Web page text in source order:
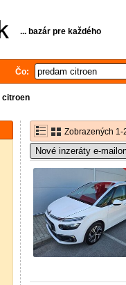
... bazár pre každého
Čo:
citroen
Zobrazených 1-
Nové inzeráty e-